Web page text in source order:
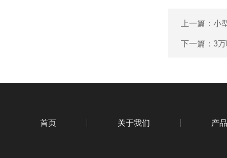
上一篇： 小
下一篇： 3
首页 关于我们 产